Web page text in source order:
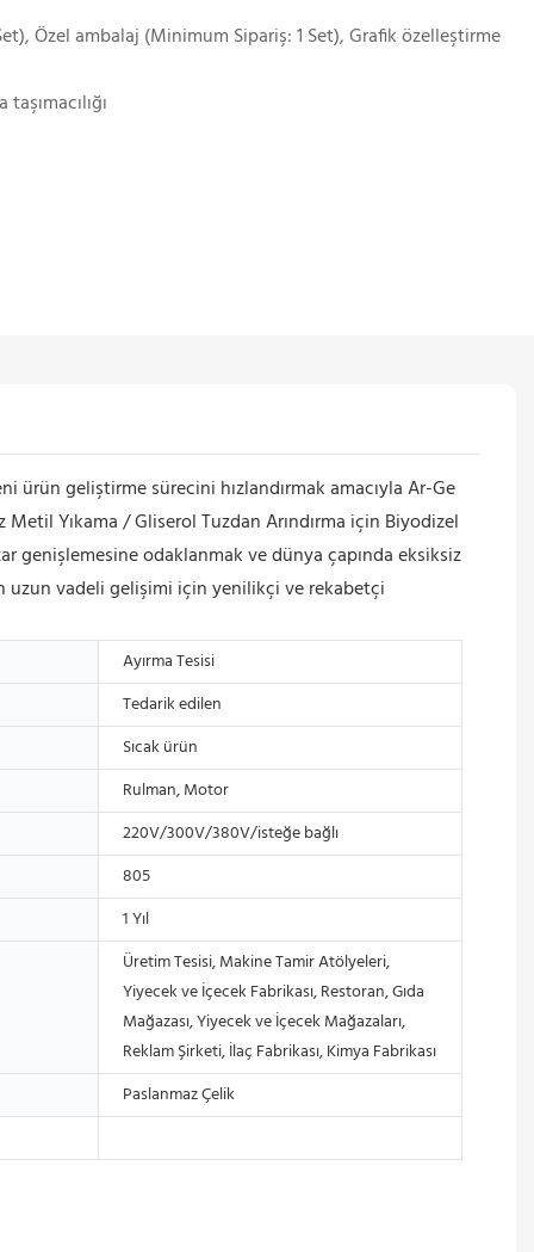
Özel ambalaj (Minimum Sipariş: 1 Set), Grafik özelleştirme
geliştirme sürecini hızlandırmak amacıyla Ar-Ge
Yıkama / Gliserol Tuzdan Arındırma için Biyodizel
genişlemesine odaklanmak ve dünya çapında eksiksiz
uzun vadeli gelişimi için yenilikçi ve rekabetçi
Ayırma Tesisi
Tedarik edilen
Sıcak ürün
Rulman, Motor
220V/300V/380V/isteğe bağlı
805
1 Yıl
Üretim Tesisi, Makine Tamir Atölyeleri,
Yiyecek ve İçecek Fabrikası, Restoran, Gıda
Mağazası, Yiyecek ve İçecek Mağazaları,
Reklam Şirketi, İlaç Fabrikası, Kimya Fabrikası
Paslanmaz Çelik